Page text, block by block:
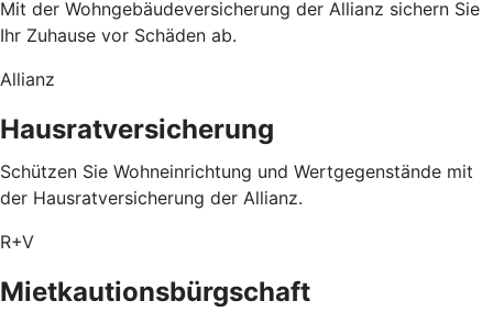
Mit der Wohngebäudeversicherung der Allianz sichern Sie
Ihr Zuhause vor Schäden ab.
Allianz
Hausratversicherung
Schützen Sie Wohneinrichtung und Wertgegenstände mit
der Hausratversicherung der Allianz.
R+V
Mietkautionsbürgschaft